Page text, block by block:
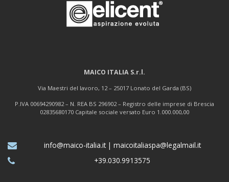
MAICO ITALIA S.r.l.
Via Maestri del lavoro, 12 – 25017 Lonato del Garda (BS)
P.IVA 00694290982 – N. REA BS 296902 – Registro delle imprese di Brescia
02835680170 Capitale sociale versato Euro 1.000.000,00
info@maico-italia.it| maicoitaliaspa@legalmail.it
+39.030.9913575